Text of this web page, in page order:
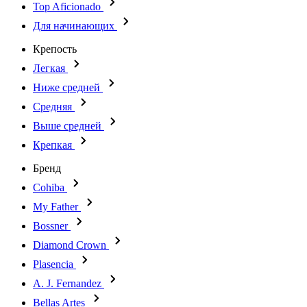
Top Aficionado
Для начинающих
Крепость
Легкая
Ниже средней
Средняя
Выше средней
Крепкая
Бренд
Cohiba
My Father
Bossner
Diamond Crown
Plasencia
A. J. Fernandez
Bellas Artes